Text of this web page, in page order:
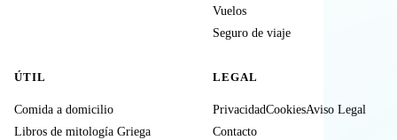
Vuelos
Seguro de viaje
ÚTIL
Comida a domicilio
Libros de mitología Griega
LEGAL
PrivacidadCookiesAviso Legal
Contacto